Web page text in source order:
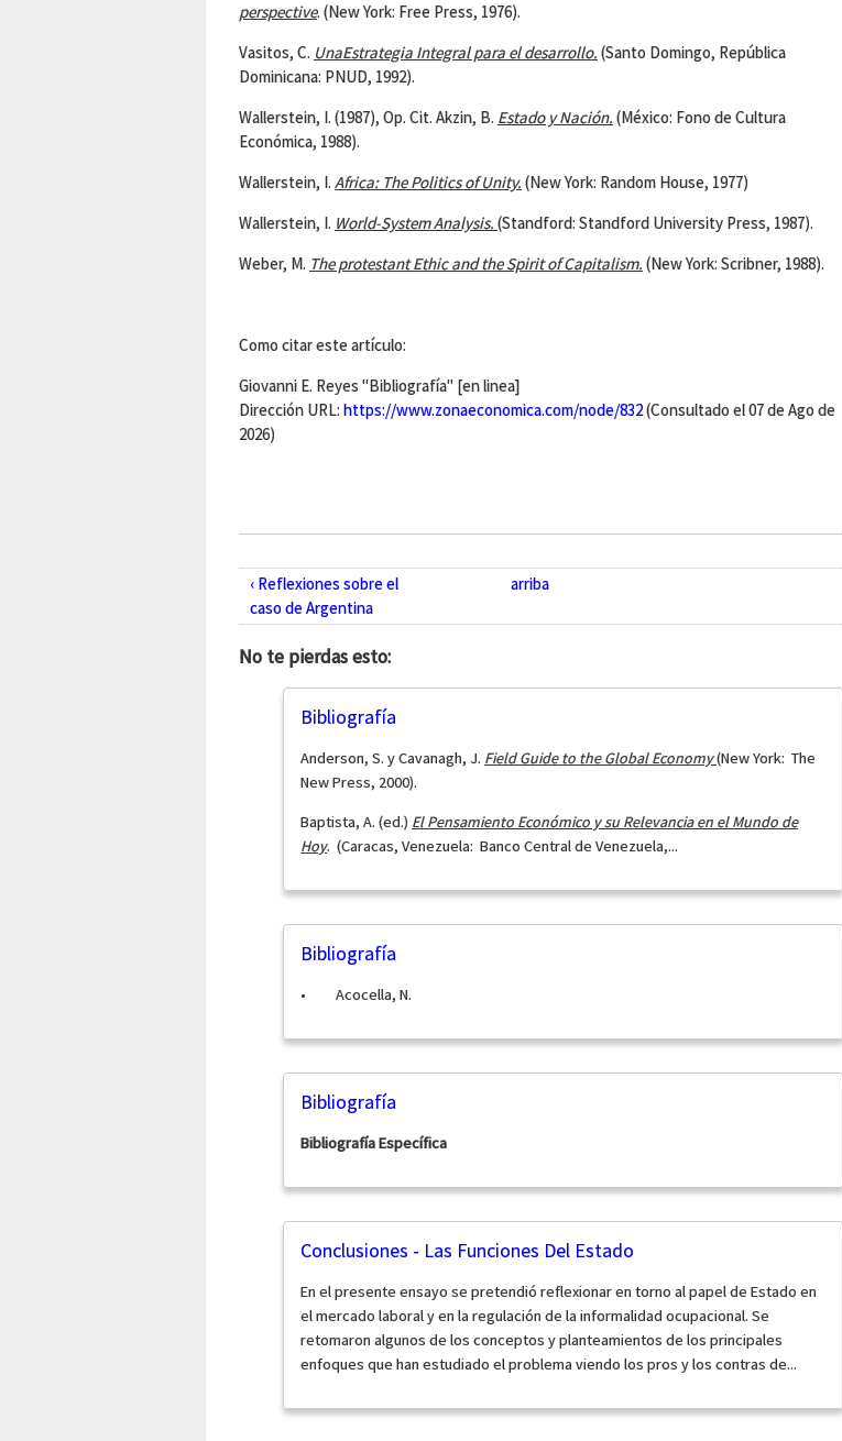
perspective. (New York: Free Press, 1976).
Vasitos, C. UnaEstrategia Integral para eldesarrollo. (Santo Domingo, República
Dominicana: PNUD, 1992).
Wallerstein, I. (1987), Op. Cit. Akzin, B. Estado y Nación. (México: Fono de Cultura
Económica, 1988).
Wallerstein, I. Africa: The Politics of Unity. (New York: Random House, 1977)
Wallerstein, I. World-System Analysis. (Standford: Standford University Press, 1987).
Weber, M. The protestant Ethic and the Spirit of Capitalism. (New York: Scribner, 1988).
Como citar este artículo:
Giovanni E. Reyes "Bibliografía" [en linea]
Dirección URL: https://www.zonaeconomica.com/node/832(Consultado el 07 de Ago de
2026)
‹ Reflexiones sobre el
caso de Argentina
arriba
No te pierdas esto:
Bibliografía
Anderson, S. y Cavanagh, J. Field Guide to the Global Economy(New York: The
New Press, 2000).
Baptista, A. (ed.) El Pensamiento Económico y su Relevancia en el Mundo de
Hoy. (Caracas, Venezuela: Banco Central de Venezuela,...
Bibliografía
• Acocella, N.
Bibliografía
Bibliografía Específica
Conclusiones - Las Funciones Del Estado
En el presente ensayo se pretendió reflexionar en torno al papel de Estado en
el mercado laboral y en la regulación de la informalidad ocupacional. Se
retomaron algunos de los conceptos y planteamientos de los principales
enfoques que han estudiado el problema viendo los pros y los contras de...